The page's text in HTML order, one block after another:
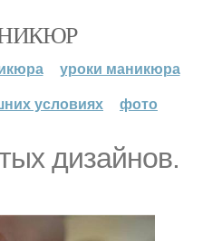
уроки маникюра
условиях
фото
дизайнов.